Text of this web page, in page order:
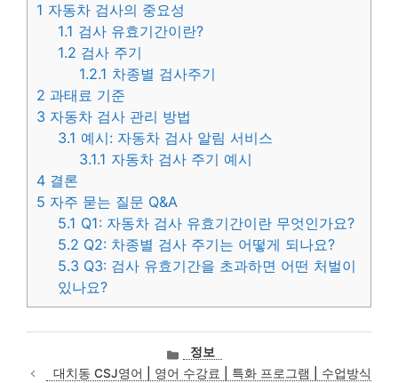
1 자동차 검사의 중요성
1.1 검사 유효기간이란?
1.2 검사 주기
1.2.1 차종별 검사주기
2 과태료 기준
3 자동차 검사 관리 방법
3.1 예시: 자동차 검사 알림 서비스
3.1.1 자동차 검사 주기 예시
4 결론
5 자주 묻는 질문 Q&A
5.1 Q1: 자동차 검사 유효기간이란 무엇인가요?
5.2 Q2: 차종별 검사 주기는 어떻게 되나요?
5.3 Q3: 검사 유효기간을 초과하면 어떤 처벌이
있나요?
카
테
정보
대치동 CSJ영어 | 영어 수강료 | 특화 프로그램 | 수업방식